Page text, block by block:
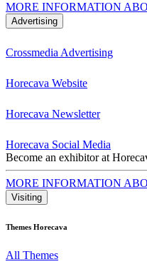
MORE INFORMATION
Advertising
Crossmedia Advertising
Horecava Website
Horecava Newsletter
Horecava Social Media
Become an exhibitor at
MORE INFORMATION
Visiting
Themes Horecava
All Themes